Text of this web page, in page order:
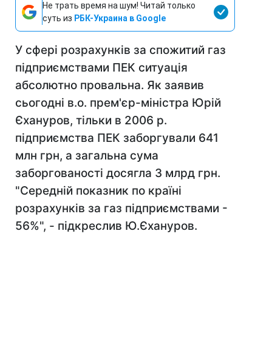
Не трать время на шум! Читай только
суть из РБК-Украина в Google
У сфері розрахунків за спожитий газ
підприємствами ПЕК ситуація
абсолютно провальна. Як заявив
сьогодні в.о. прем'єр-міністра Юрій
Єхануров, тільки в 2006 р.
підприємства ПЕК заборгували 641
млн грн, а загальна сума
заборгованості досягла 3 млрд грн.
"Середній показник по країні
розрахунків за газ підприємствами -
56%", - підкреслив Ю.Єхануров.